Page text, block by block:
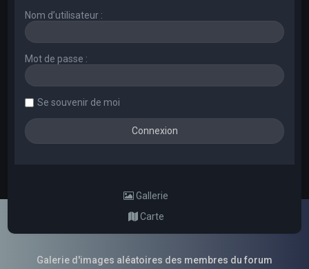
Nom d’utilisateur :
Mot de passe :
Se souvenir de moi
Gallerie
Carte
Galerie d'images aléatoires des membres du forum